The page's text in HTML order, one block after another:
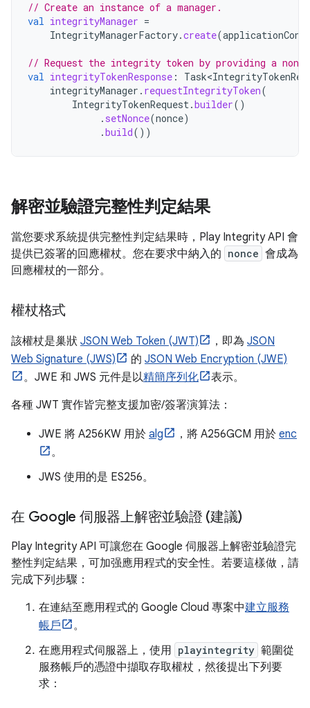
// Create an instance of a manager.
val integrityManager =
IntegrityManagerFactory.create(
// Request the integrity token by providing a
val integrityTokenResponse :
integrityManager . requestIntegrityToken(
IntegrityTokenRequest.builder()
. setNonce(nonce)
.build())
解密並驗證完整性判定結果
當您要求系統提供完整性判定結果時，Play Integrity API 會
提供已簽署的回應權杖。您在要求中納入的 nonce 會成為
回應權杖的一部分。
權杖格式
該權杖是巢狀 JSON Web Token (JWT) ，即為 JSON
Web Signature (JWS)
的 JSON Web Encryption (JWE)
。JWE 和 JWS 元件是以精簡序列化
表示。
各種 JWT 實作皆完整支援加密/簽署演算法：
JWE 將 A256KW 用於 alg ，將 A256GCM 用於 enc
。
JWS 使用的是 ES256。
在 Google 伺服器上解密並驗證 (建議)
Play Integrity API 可讓您在 Google 伺服器上解密並驗證完
整性判定結果，可加强應用程式的安全性。若要這樣做，請
完成下列步驟：
在連結至應用程式的 Google Cloud 專案中建立服務
帳戶
。
在應用程式伺服器上，使用 playintegrity 範圍從
服務帳戶的憑證中擷取存取權杖，然後提出下列要
求：